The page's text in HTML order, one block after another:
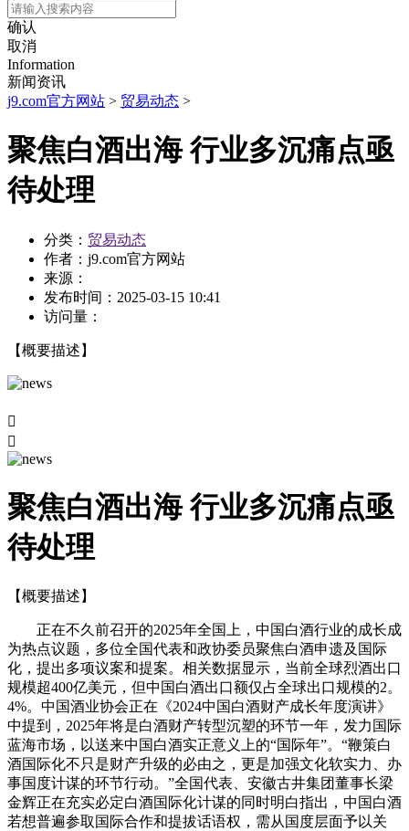
确认
取消
Information
新闻资讯
j9.com官方网站 > 贸易动态 >
聚焦白酒出海 行业多沉痛点亟
待处理
分类： 贸易动态
作者： j9.com官方网站
来源：
发布时间： 2025-03-15 10:41
访问量：
【概要描述】


聚焦白酒出海 行业多沉痛点亟
待处理
【概要描述】
正在不久前召开的2025年全国上，中国白酒行业的成长成
为热点议题，多位全国代表和政协委员聚焦白酒申遗及国际
化，提出多项议案和提案。相关数据显示，当前全球烈酒出口
规模超400亿美元，但中国白酒出口额仅占全球出口规模的2。
4%。中国酒业协会正在《2024中国白酒财产成长年度演讲》
中提到，2025年将是白酒财产转型沉塑的环节一年，发力国际
蓝海市场，以送来中国白酒实正意义上的“国际年”。“鞭策白
酒国际化不只是财产升级的必由之，更是加强文化软实力、办
事国度计谋的环节行动。”全国代表、安徽古井集团董事长梁
金辉正在充实必定白酒国际化计谋的同时明白指出，中国白酒
若想普遍参取国际合作和提拔话语权，需从国度层面予以关